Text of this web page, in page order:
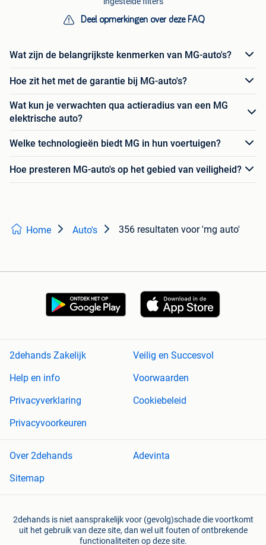
Deel opmerkingen over deze FAQ
Wat zijn de belangrijkste kenmerken van MG-auto's?
Hoe zit het met de garantie bij MG-auto's?
Wat kun je verwachten qua actieradius van een MG
elektrische auto?
Welke technologieën biedt MG in hun voertuigen?
Hoe presteren MG-auto's op het gebied van veiligheid?
Home Auto's 356 resultaten voor 'mg auto'
2dehands Zakelijk
Veilig en Succesvol
Help en info
Voorwaarden
Privacyverklaring
Cookiebeleid
Privacyvoorkeuren
Over 2dehands
Adevinta
Sitemap
2dehands is niet aansprakelijk voor (gevolg)schade die voortkomt
uit het gebruik van deze site, dan wel uit fouten of ontbrekende
functionaliteiten op deze site.